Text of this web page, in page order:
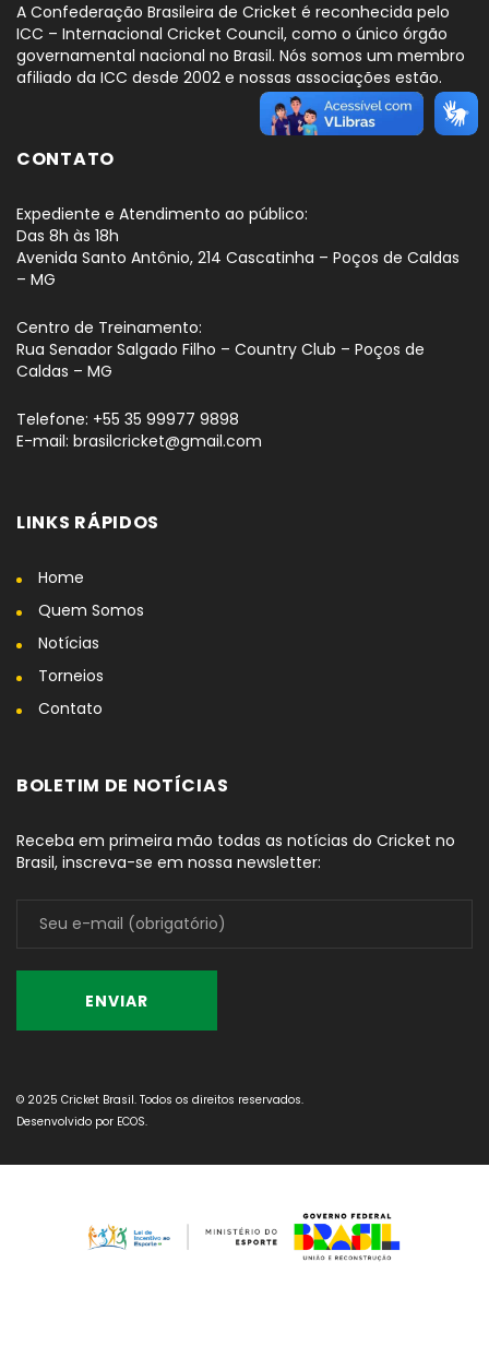
A Confederação Brasileira de Cricket é reconhecida pelo
ICC – Internacional Cricket Council, como o único órgão
governamental nacional no Brasil. Nós somos um membro
afiliado da ICC desde 2002 e nossas associações estão.
CONTATO
Expediente e Atendimento ao público:
Das 8h às 18h
Avenida Santo Antônio, 214 Cascatinha – Poços de Caldas
– MG
Centro de Treinamento:
Rua Senador Salgado Filho – Country Club – Poços de
Caldas – MG
Telefone: +55 35 99977 9898
E-mail: brasilcricket@gmail.com
LINKS RÁPIDOS
Home
Quem Somos
Notícias
Torneios
Contato
BOLETIM DE NOTÍCIAS
Receba em primeira mão todas as notícias do Cricket no
Brasil, inscreva-se em nossa newsletter:
© 2025 Cricket Brasil. Todos os direitos reservados.
Desenvolvido por ECOS.